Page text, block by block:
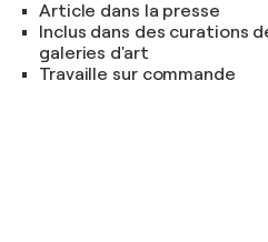
Article dans la presse
Inclus dans des curations
galeries d'art
Travaille sur commande